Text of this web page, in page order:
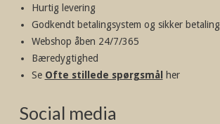
Hurtig levering
Godkendt betalingsystem og sikker betaling
Webshop åben 24/7/365
Bæredygtighed
Se Ofte stillede spørgsmål her
Social media